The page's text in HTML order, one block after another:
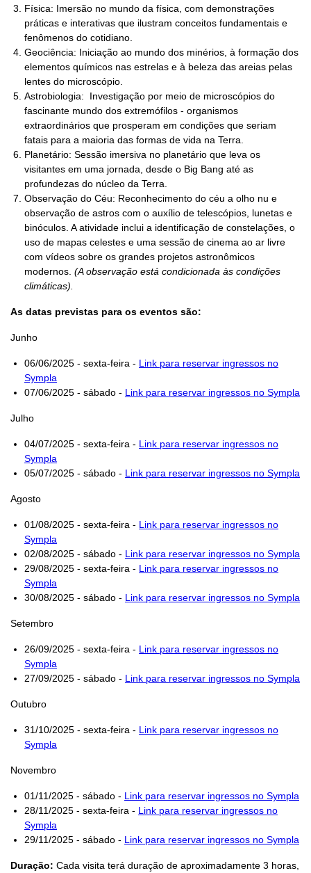
Física: Imersão no mundo da física, com demonstrações
práticas e interativas que ilustram conceitos fundamentais e
fenômenos do cotidiano.
Geociência: Iniciação ao mundo dos minérios, à formação dos
elementos químicos nas estrelas e à beleza das areias pelas
lentes do microscópio.
Astrobiologia: Investigação por meio de microscópios do
fascinante mundo dos extremófilos - organismos
extraordinários que prosperam em condições que seriam
fatais para a maioria das formas de vida na Terra.
Planetário: Sessão imersiva no planetário que leva os
visitantes em uma jornada, desde o Big Bang até as
profundezas do núcleo da Terra.
Observação do Céu: Reconhecimento do céu a olho nu e
observação de astros com o auxílio de telescópios, lunetas e
binóculos. A atividade inclui a identificação de constelações, o
uso de mapas celestes e uma sessão de cinema ao ar livre
com vídeos sobre os grandes projetos astronômicos
modernos. (A observação está condicionada às condições
climáticas).
As datas previstas para os eventos são:
Junho
06/06/2025 - sexta-feira - Link para reservar ingressos no
Sympla
07/06/2025 - sábado - Link para reservar ingressos no Sympla
Julho
04/07/2025 - sexta-feira - Link para reservar ingressos no
Sympla
05/07/2025 - sábado - Link para reservar ingressos no Sympla
Agosto
01/08/2025 - sexta-feira - Link para reservar ingressos no
Sympla
02/08/2025 - sábado - Link para reservar ingressos no Sympla
29/08/2025 - sexta-feira - Link para reservar ingressos no
Sympla
30/08/2025 - sábado - Link para reservar ingressos no Sympla
Setembro
26/09/2025 - sexta-feira - Link para reservar ingressos no
Sympla
27/09/2025 - sábado - Link para reservar ingressos no Sympla
Outubro
31/10/2025 - sexta-feira - Link para reservar ingressos no
Sympla
Novembro
01/11/2025 - sábado - Link para reservar ingressos no Sympla
28/11/2025 - sexta-feira - Link para reservar ingressos no
Sympla
29/11/2025 - sábado - Link para reservar ingressos no Sympla
Duração: Cada visita terá duração de aproximadamente 3 horas,